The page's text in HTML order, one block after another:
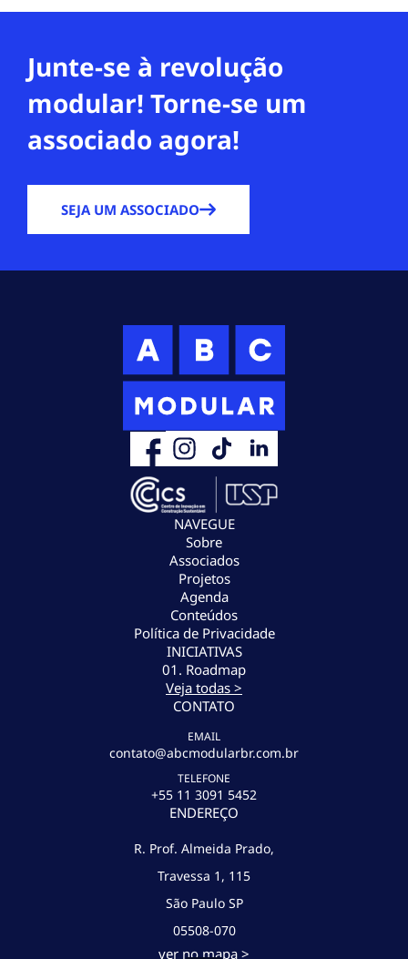
Junte-se à revolução
modular! Torne-se um
associado agora!
SEJA UM ASSOCIADO
NAVEGUE
Sobre
Associados
Projetos
Agenda
Conteúdos
Política de Privacidade
INICIATIVAS
01. Roadmap
Veja todas >
CONTATO
EMAIL
contato@abcmodularbr.com.br
TELEFONE
+55 11 3091 5452
ENDEREÇO
R. Prof. Almeida Prado,
Travessa 1, 115
São Paulo SP
05508-070
ver no mapa >